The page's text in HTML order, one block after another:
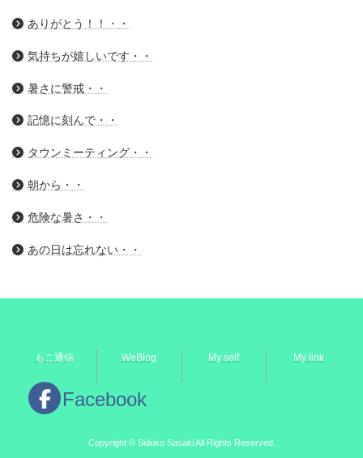
ありがとう！！・・
気持ちが嬉しいです・・
暑さに警戒・・
記憶に刻んで・・
タウンミーティング・・
朝から・・
危険な暑さ・・
あの日は忘れない・・
もこ通信 WeBlog My self My link
Facebook
Copyright © Siduko Sasaki All Rights Reserved.